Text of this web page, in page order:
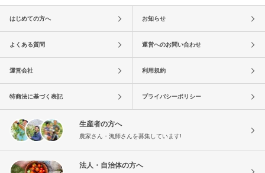
はじめての方へ お知らせ
よくある質問 運営へのお問い合わせ
運営会社 利用規約
特商法に基づく表記 プライバシーポリシー
生産者の方へ
農家さん・漁師さんを募集しています!
法人・自治体の方へ